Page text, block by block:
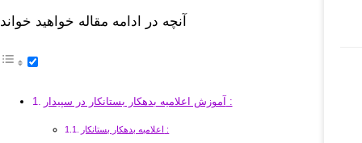
آنچه در ادامه مقاله خواهید خواند
آموزش اعلامیه بدهکار بستانکار در سپیدار :